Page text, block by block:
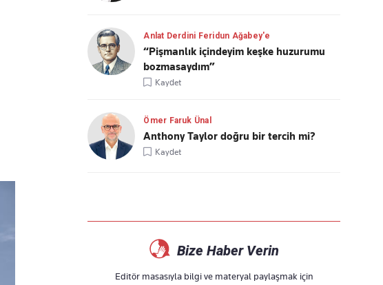
Anlat Derdini Feridun Ağabey'e
“Pişmanlık içindeyim keşke huzurumu
bozmasaydım”
Kaydet
Ömer Faruk Ünal
Anthony Taylor doğru bir tercih mi?
Kaydet
Bize Haber Verin
Editör masasıyla bilgi ve materyal paylaşmak için